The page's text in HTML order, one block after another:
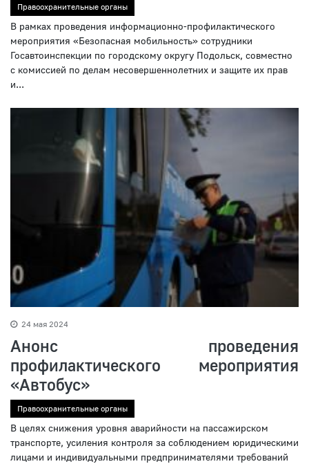
Правоохранительные органы
В рамках проведения информационно-профилактического
мероприятия «Безопасная мобильность» сотрудники
Госавтоинспекции по городскому округу Подольск, совместно
с комиссией по делам несовершеннолетних и защите их прав
и...
24 мая 2024
Анонс проведения
профилактического мероприятия
«Автобус»
Правоохранительные органы
В целях снижения уровня аварийности на пассажирском
транспорте, усиления контроля за соблюдением юридическими
лицами и индивидуальными предпринимателями требований